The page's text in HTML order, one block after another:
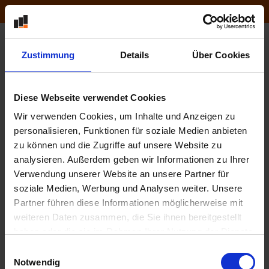
Zustimmung Details Über Cookies
Diese Webseite verwendet Cookies
Wir verwenden Cookies, um Inhalte und Anzeigen zu
personalisieren, Funktionen für soziale Medien anbieten
zu können und die Zugriffe auf unsere Website zu
analysieren. Außerdem geben wir Informationen zu Ihrer
Verwendung unserer Website an unsere Partner für
soziale Medien, Werbung und Analysen weiter. Unsere
Partner führen diese Informationen möglicherweise mit
weiteren Daten zusammen, die Sie ihnen bereitgestellt
Notwendig
Ihr Warenkorb ist leer.